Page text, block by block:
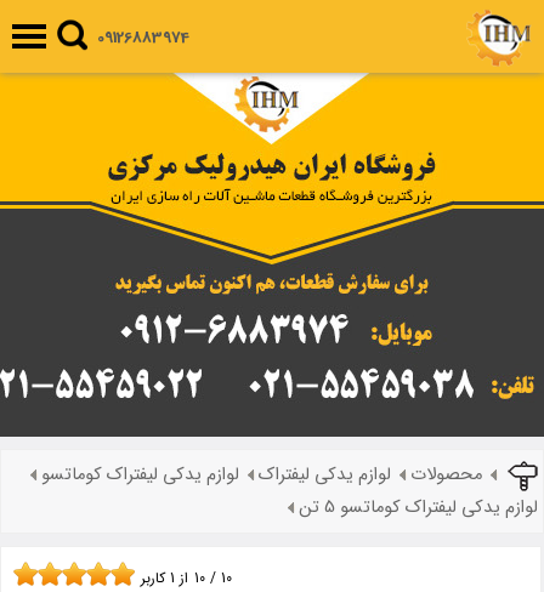
09126883974
محصولات لوازم یدکی لیفتراک
لوازم یدکی لیفتراک کوماتسو
لوازم یدکی لیفتراک کوماتسو 5 تن
10 / 10 از 1کاربر